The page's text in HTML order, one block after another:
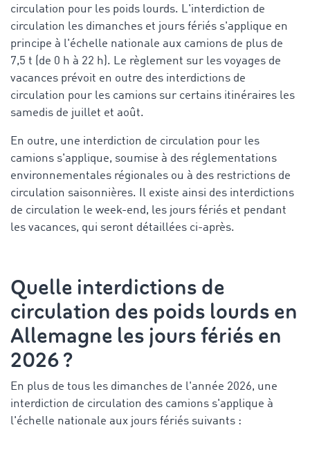
circulation pour les poids lourds. L'interdiction de
circulation les dimanches et jours fériés s'applique en
principe à l'échelle nationale aux camions de plus de
7,5 t (de 0 h à 22 h). Le règlement sur les voyages de
vacances prévoit en outre des interdictions de
circulation pour les camions sur certains itinéraires les
samedis de juillet et août.
En outre, une interdiction de circulation pour les
camions s'applique, soumise à des réglementations
environnementales régionales ou à des restrictions de
circulation saisonnières. Il existe ainsi des interdictions
de circulation le week-end, les jours fériés et pendant
les vacances, qui seront détaillées ci-après.
Quelle interdictions de
circulation des poids lourds en
Allemagne les jours fériés en
2026 ?
En plus de tous les dimanches de l'année 2026, une
interdiction de circulation des camions s'applique à
l'échelle nationale aux jours fériés suivants :